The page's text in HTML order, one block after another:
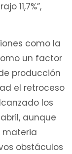
11,7%”,
como la
un factor
producción
el retroceso
los
aunque
materia
obstáculos